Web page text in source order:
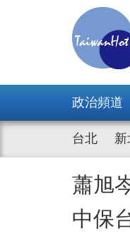
政治頻道
台北 新
蕭旭
中保